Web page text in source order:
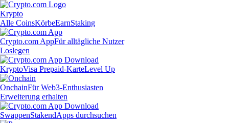
Krypto
Alle CoinsKörbeEarnStaking
Crypto.com AppFür alltägliche Nutzer
Loslegen
KryptoVisa Prepaid-KarteLevel Up
OnchainFür Web3-Enthusiasten
Erweiterung erhalten
SwappenStakendApps durchsuchen